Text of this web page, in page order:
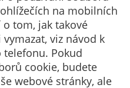
na mobilních
tom, jak takové
viz návod k
Pokud
cookie, budete
webové stránky, ale